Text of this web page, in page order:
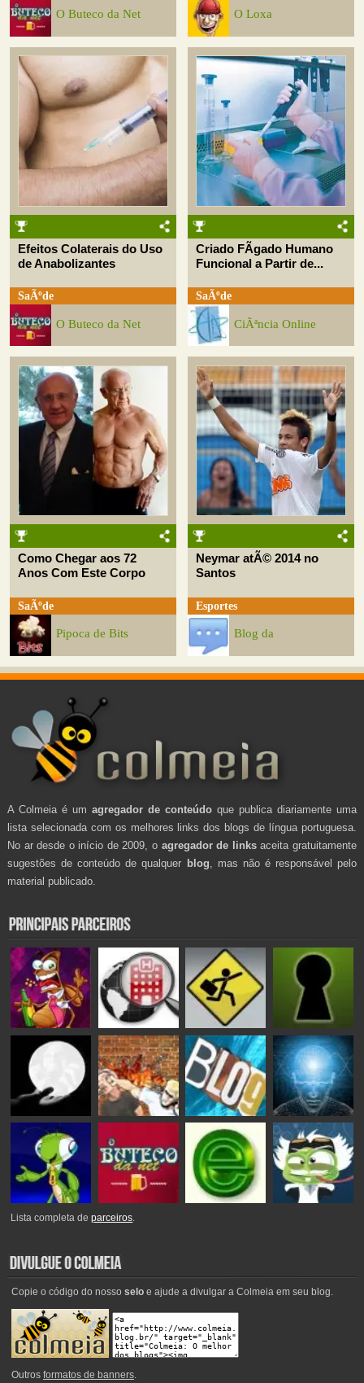
O Buteco da Net O Loxa
Efeitos Colaterais do Uso
de Anabolizantes
SaÃºde
O Buteco da Net
Criado FÃ­gado Humano
Funcional a Partir de...
SaÃºde
CiÃªncia Online
Como Chegar aos 72
Anos Com Este Corpo
SaÃºde
Pipoca de Bits
Neymar atÃ© 2014 no
Santos
Esportes
Blog da
A Colmeia é um agregador de conteúdo que publica diariamente uma
lista selecionada com os melhores links dos blogs de língua portuguesa.
No ar desde o início de 2009, o agregador de linksaceita gratuitamente
sugestões de conteúdo de qualquer blog , mas não é responsável pelo
material publicado.
Lista completa deparceiros.
Copie o código do nosso seloe ajude a divulgar a Colmeia em seu blog.
Outros formatos de banners.